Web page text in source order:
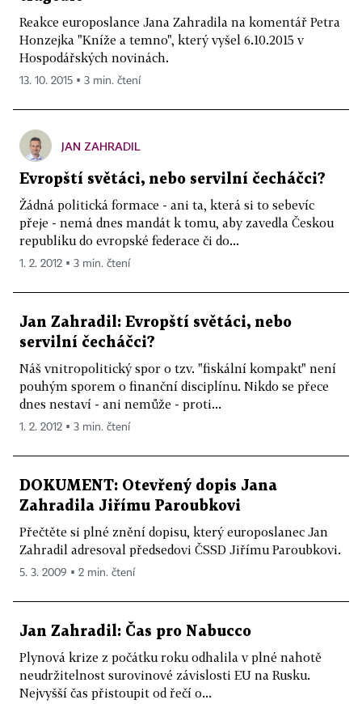
Reakce europoslance Jana Zahradila na komentář Petra
Honzejka "Kníže a temno", který vyšel 6.10.2015 v
Hospodářských novinách.
13. 10. 2015 ▪ 3 min. čtení
JAN ZAHRADIL
Evropští světáci, nebo servilní čecháčci?
Žádná politická formace - ani ta, která si to sebevíc
přeje - nemá dnes mandát k tomu, aby zavedla Českou
republiku do evropské federace či do...
1. 2. 2012 ▪ 3 min. čtení
Jan Zahradil: Evropští světáci, nebo
servilní čecháčci?
Náš vnitropolitický spor o tzv. "fiskální kompakt" není
pouhým sporem o finanční disciplínu. Nikdo se přece
dnes nestaví - ani nemůže - proti...
1. 2. 2012 ▪ 3 min. čtení
DOKUMENT: Otevřený dopis Jana
Zahradila Jiřímu Paroubkovi
Přečtěte si plné znění dopisu, který europoslanec Jan
Zahradil adresoval předsedovi ČSSD Jiřímu Paroubkovi.
5. 3. 2009 ▪ 2 min. čtení
Jan Zahradil: Čas pro Nabucco
Plynová krize z počátku roku odhalila v plné nahotě
neudržitelnost surovinové závislosti EU na Rusku.
Nejvyšší čas přistoupit od řečí o...